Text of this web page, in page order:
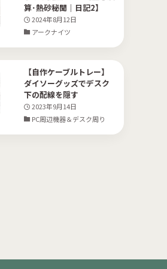
算･熱砂秘聞｜日記2】
2024年8月12日
アークナイツ
【自作ケーブルトレー】
ダイソーグッズでデスク
下の配線を隠す
2023年9月14日
PC周辺機器＆デスク周り